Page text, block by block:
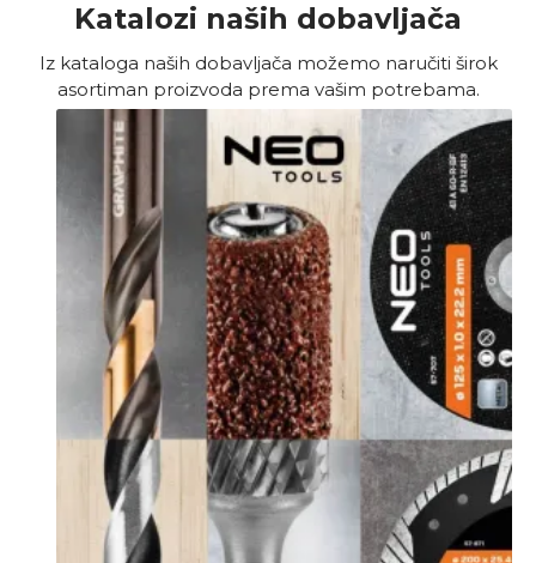
Katalozi naših dobavljača
Iz kataloga naših dobavljača možemo naručiti širok
asortiman proizvoda prema vašim potrebama.